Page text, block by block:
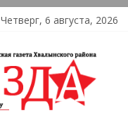
Четверг, 6 августа, 2026